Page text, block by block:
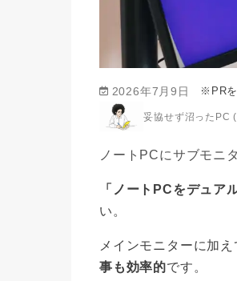
2026年7月9日 ※PRを
妥協せず沼ったPC
ノートPCにサブモニ
「ノートPCをデュア
い。
メインモニターに加
事も効率的です。